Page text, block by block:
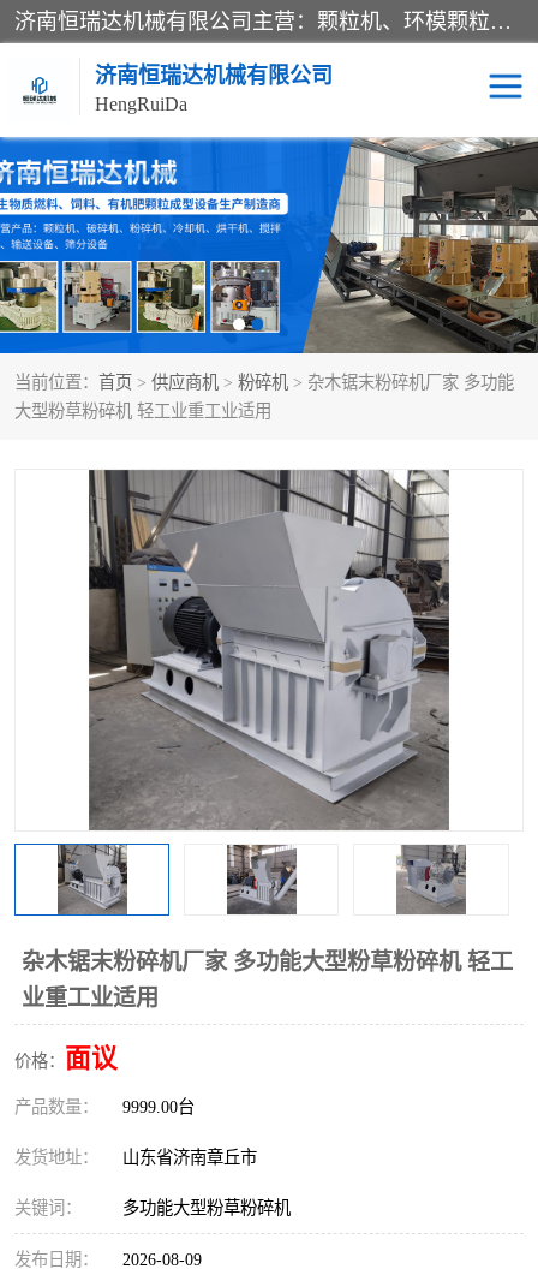
济南恒瑞达机械有限公司主营：颗粒机、环模颗粒机、平模颗粒机、粉碎机、滚筒筛分机、冷却机、颗粒燃烧机、生物质颗粒机、木屑颗粒机、秸秆颗粒机、饲料颗粒机、燃料颗粒机、木材粉碎机、秸秆粉碎机、饲料粉碎机、颗粒冷却机、锯末滚筒筛、锤片粉碎机、滚筒筛、搅拌机等产品。
济南恒瑞达机械有限公司
HengRuiDa
当前位置： 首页 > 供应商机 > 粉碎机 > 杂木锯末粉碎机厂家 多功能
大型粉草粉碎机 轻工业重工业适用
杂木锯末粉碎机厂家 多功能大型粉草粉碎机 轻工
业重工业适用
价格： 面议
产品数量： 9999.00台
发货地址： 山东省济南章丘市
关键词： 多功能大型粉草粉碎机
发布日期： 2026-08-09
颗粒机 环模颗粒机
平模颗粒机 生物质颗粒机
秸秆颗粒机 饲料颗粒机
燃料颗粒机 木屑颗粒机
木材粉碎机 锤片粉碎机
搅拌机 冷却机
颗粒冷却机 颗粒燃烧机
滚筒筛 滚筒筛分机